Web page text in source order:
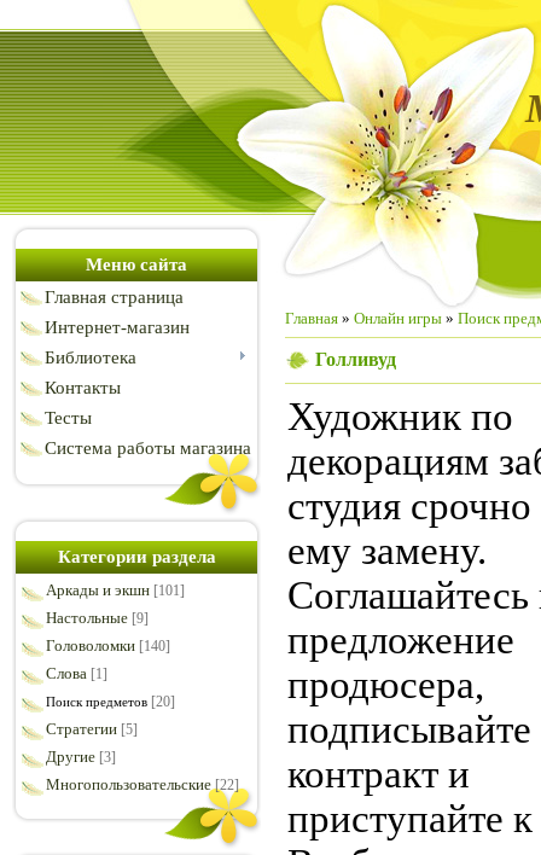
Меню сайта
Главная страница
Интернет-магазин
Библиотека
Контакты
Тесты
Система работы магазина
Категории раздела
Аркады и экшн [101]
Настольные [9]
Головоломки [140]
Слова [1]
Поиск предметов [20]
Стратегии [5]
Другие [3]
Многопользовательские [22]
Главная » Онлайн игры » Поиск
Голливуд
Художник по
декорациям
студия
ему замену.
Соглашайтесь
предложение
продюсера,
подписывайте
контракт и
приступайте